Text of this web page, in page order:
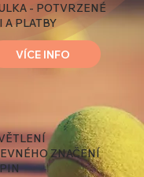
- POTVRZENÉ
A PLATBY
VÍCE INFO
ZNAČENÍ